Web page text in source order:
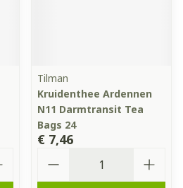
Tilman
Kruidenthee Ardennen
N11 Darmtransit Tea
Bags 24
€ 7,46